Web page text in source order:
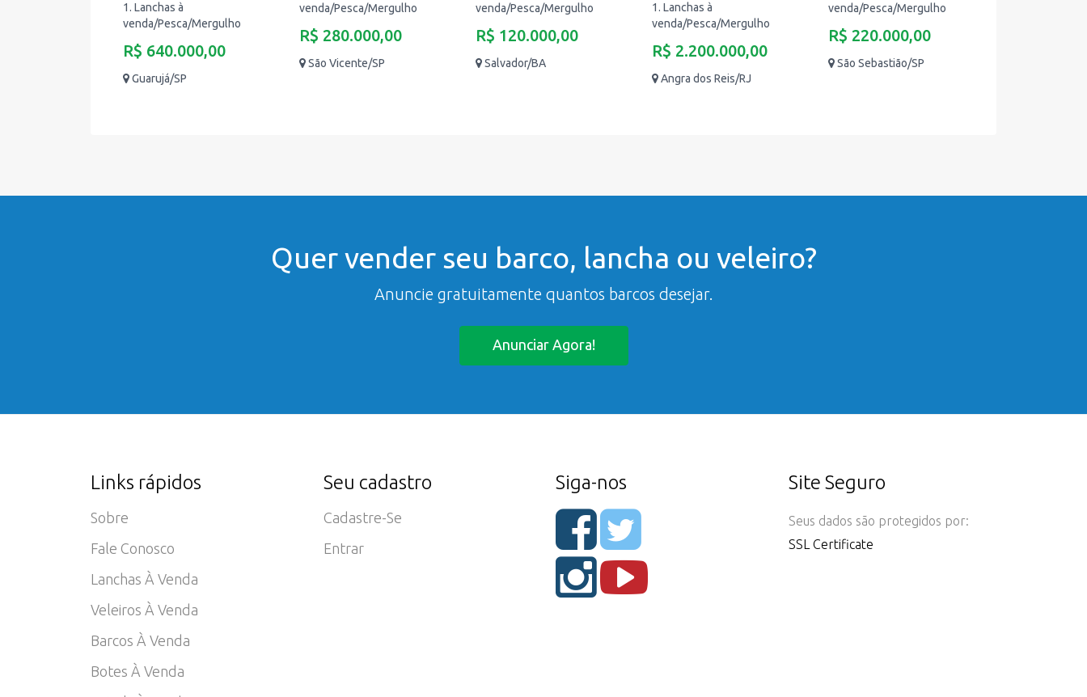
1. Lanchas à
venda/Pesca/Mergulho
R$ 640.000,00
Guarujá/SP
venda/Pesca/Mergulho
R$ 280.000,00
São Vicente/SP
venda/Pesca/Mergulho
R$ 120.000,00
Salvador/BA
1. Lanchas à
venda/Pesca/Mergulho
R$ 2.200.000,00
Angra dos Reis/RJ
venda/Pesca/Mergulho
R$ 220.000,00
São Sebastião/SP
Quer vender seu barco, lancha ou veleiro?
Anuncie gratuitamente quantos barcos desejar.
Anunciar Agora!
Links rápidos
Sobre
Fale Conosco
Lanchas À Venda
Veleiros À Venda
Barcos À Venda
Botes À Venda
Seu cadastro
Cadastre-Se
Entrar
Siga-nos Site Seguro
Seus dados são protegidos por:
SSL Certificate